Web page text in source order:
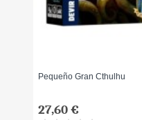
Pequeño Gran Cthulhu
27,60 €